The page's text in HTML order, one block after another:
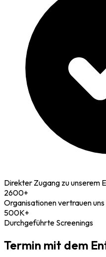
Direkter Zugang zu unserem
2600+
Organisationen vertrauen uns
500K+
Durchgeführte Screenings
Termin mit dem